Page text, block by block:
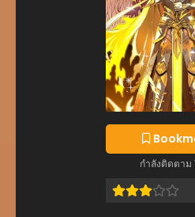
กำลังติดตาม